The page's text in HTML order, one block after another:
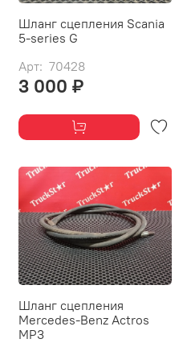
Шланг сцепления Scania
5-series G
Арт: 70428
3 000 ₽
Шланг сцепления
Mercedes-Benz Actros
MP3